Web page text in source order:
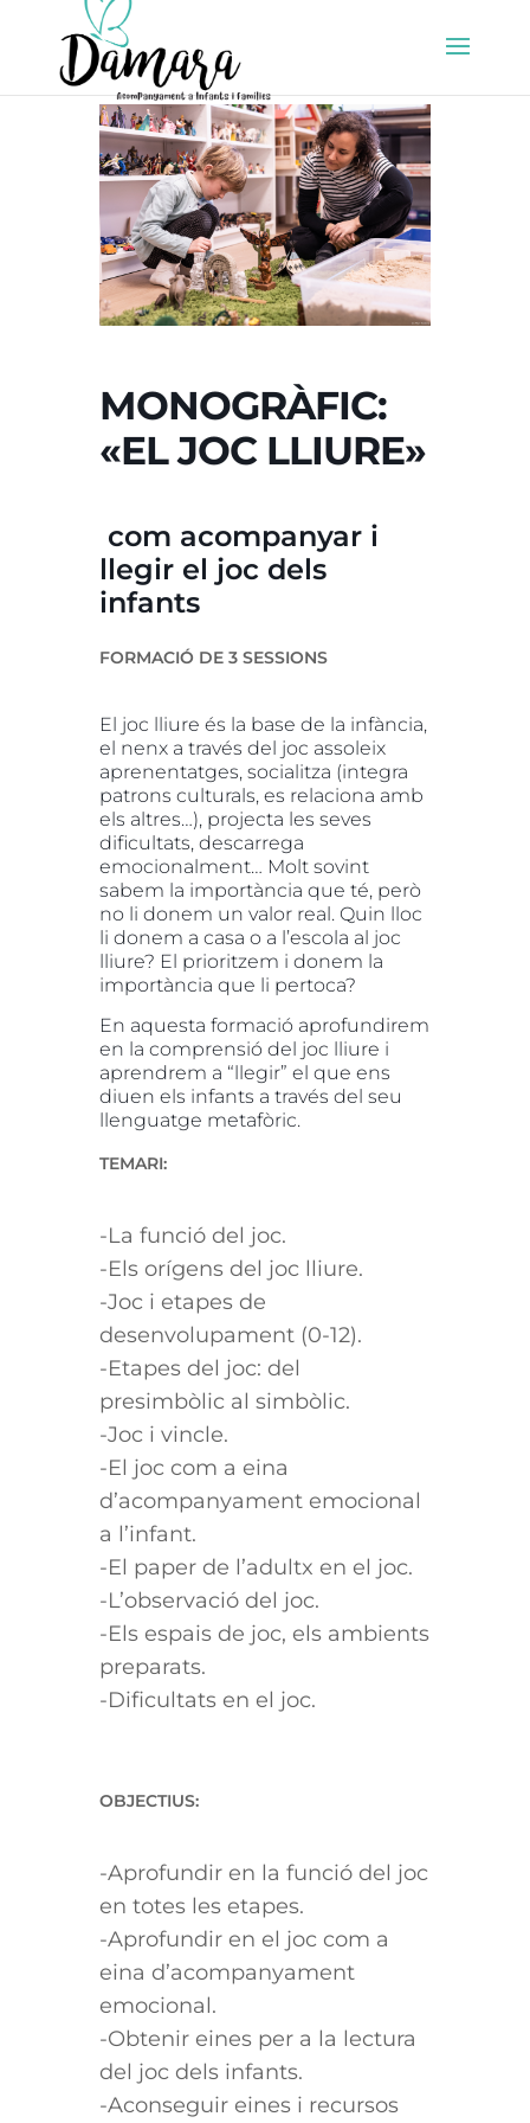
MONOGRÀFIC:
«EL JOC LLIURE»
com acompanyar i
llegir el joc dels
infants
FORMACIÓ DE 3 SESSIONS
El joc lliure és la base de la infància,
el nenx a través del joc assoleix
aprenentatges, socialitza (integra
patrons culturals, es relaciona amb
els altres…), projecta les seves
dificultats, descarrega
emocionalment… Molt sovint
sabem la importància que té, però
no li donem un valor real. Quin lloc
li donem a casa o a l’escola al joc
lliure? El prioritzem i donem la
importància que li pertoca?
En aquesta formació aprofundirem
en la comprensió del joc lliure i
aprendrem a “llegir” el que ens
diuen els infants a través del seu
llenguatge metafòric.
TEMARI:
-La funció del joc.
-Els orígens del joc lliure.
-Joc i etapes de
desenvolupament (0-12).
-Etapes del joc: del
presimbòlic al simbòlic.
-Joc i vincle.
-El joc com a eina
d’acompanyament emocional
a l’infant.
-El paper de l’adultx en el joc.
-L’observació del joc.
-Els espais de joc, els ambients
preparats.
-Dificultats en el joc.
OBJECTIUS:
-Aprofundir en la funció del joc
en totes les etapes.
-Aprofundir en el joc com a
eina d’acompanyament
emocional.
-Obtenir eines per a la lectura
del joc dels infants.
-Aconseguir eines i recursos